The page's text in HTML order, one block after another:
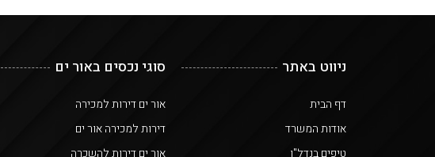
ניווט באתר
דף הבית
אודות המשרד
טיפים בנדל"ן
סוגי נכסים באור ים
אור ים דירות למכירה
דירות למכירה אור ים
אור ים דירות להשכרה